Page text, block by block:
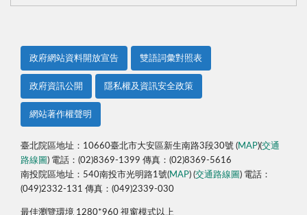
政府網站資料開放宣告 雙語詞彙對照表
政府資訊公開 隱私權及資訊安全政策
網站著作權聲明
臺北院區地址：10660臺北市大安區新生南路3段30號 (MAP)(交通
路線圖 ) 電話：(02)8369-1399 傳真：(02)8369-5616
南投院區地址：540南投市光明路1號(MAP) (交通路線圖 ) 電話：
(049)2332-131 傳真：(049)2339-030
最佳瀏覽環境 1280*960 視窗模式以上